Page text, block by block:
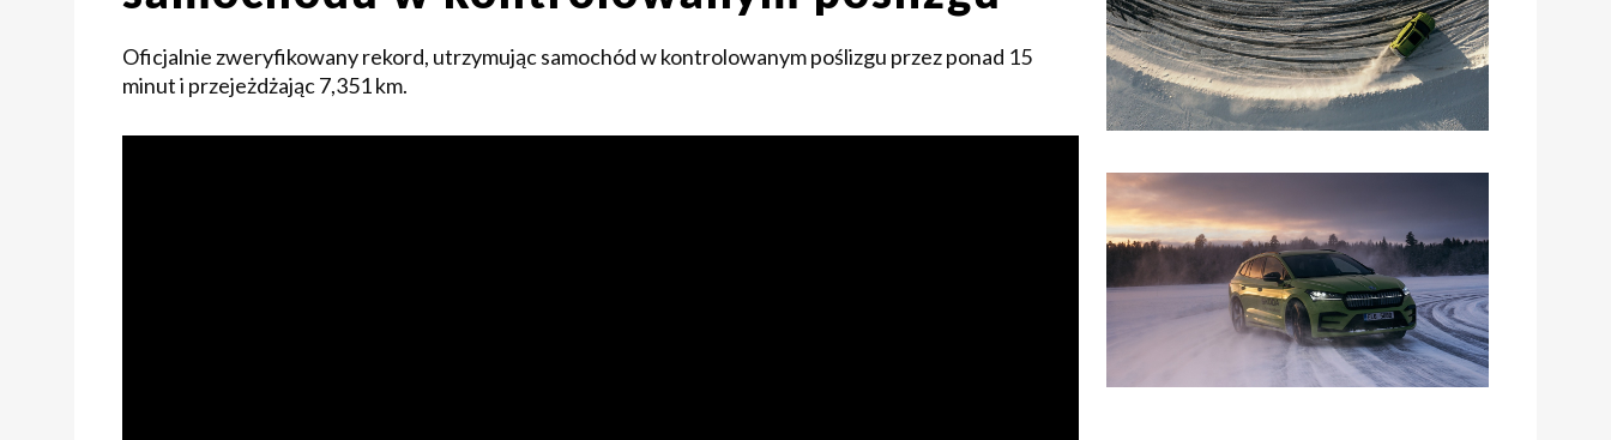
Oficjalnie zweryfikowany rekord, utrzymując samochód w kontrolowanym poślizgu przez ponad 15
minut i przejeżdżając 7,351 km.